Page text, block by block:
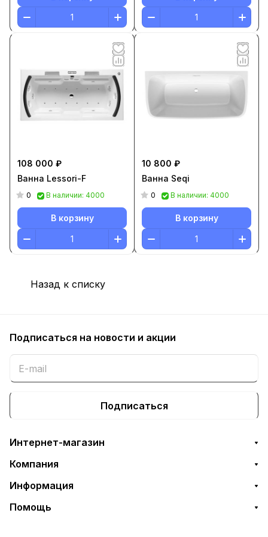
108 000 ₽
Ванна Lessori-F
0 В наличии: 4000
В корзину
10 800 ₽
Ванна Seqi
0 В наличии: 4000
В корзину
Назад к списку
Подписаться на новости и акции
Подписаться
Интернет-магазин
Компания
Информация
Помощь